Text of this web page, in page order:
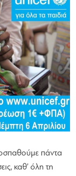
πάντα
καθ’ όλη τη